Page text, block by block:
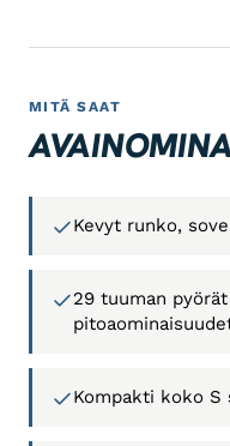
MITÄ SAAT
Kevyt runko,
29 tuuman
Kompakti koko S